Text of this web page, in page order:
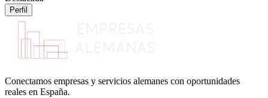
Perfil
Conectamos empresas y servicios alemanes con oportunidades
reales en España.